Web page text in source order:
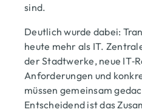
sind.
Deutlich wurde dabei:
heute mehr als IT.
der Stadtwerke, neue
Anforderungen und
müssen gemeinsam
Entscheidend ist das